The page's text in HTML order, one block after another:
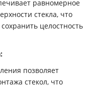
равномерное
стекла, что
целостность
позволяет
стекол, что